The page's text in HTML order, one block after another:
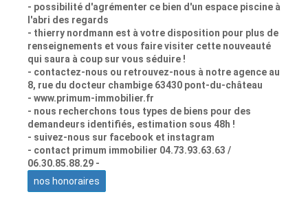
- possibilité d'agrémenter ce bien d'un espace piscine à
l'abri des regards
- thierry nordmann est à votre disposition pour plus de
renseignements et vous faire visiter cette nouveauté
qui saura à coup sur vous séduire !
- contactez-nous ou retrouvez-nous à notre agence au
8, rue du docteur chambige 63430 pont-du-château
- www.primum-immobilier.fr
- nous recherchons tous types de biens pour des
demandeurs identifiés, estimation sous 48h !
- suivez-nous sur facebook et instagram
- contact primum immobilier 04.73.93.63.63 /
06.30.85.88.29 -
nos honoraires